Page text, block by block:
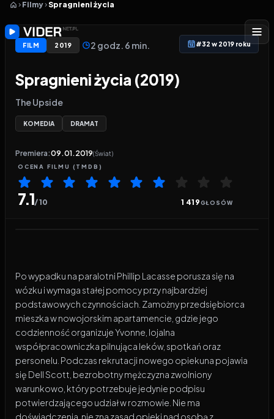
Filmy Spragnieni życia
FILM 2019 2 godz. 6 min. #32 w 2019 roku
Spragnieni życia (2019)
The Upside
KOMEDIA DRAMAT
Premiera:09.01.2019(Świat)
OCENA FILMU (TMDB)
7.1/ 10 1 419GŁOSÓW
Po wypadku na paralotni Phillip Lacasse porusza się na
wózku i wymaga stałej pomocy przy najbardziej
podstawowych czynnościach. Zamożny przedsiębiorca
mieszka w nowojorskim apartamencie, gdzie jego
codzienność organizuje Yvonne, lojalna
współpracowniczka pilnująca leków, spotkań oraz
personelu. Podczas rekrutacji nowego opiekuna pojawia
się Dell Scott, bezrobotny mężczyzna zwolniony
warunkowo, który potrzebuje jedynie podpisu
potwierdzającego udział w rozmowie. Nie ma
doświadczenia, nie zna zasad opieki nad osobą z